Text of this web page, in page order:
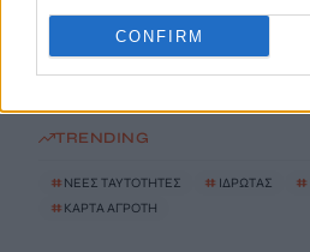
CONFIRM
πολύτεκνες οικογένειες
6 Αυγούστου, 2026
TRENDING
# ΝΕΕΣ ΤΑΥΤΟΤΗΤΕΣ # ΙΔΡΩΤΑΣ #
# ΚΑΡΤΑ ΑΓΡΟΤΗ